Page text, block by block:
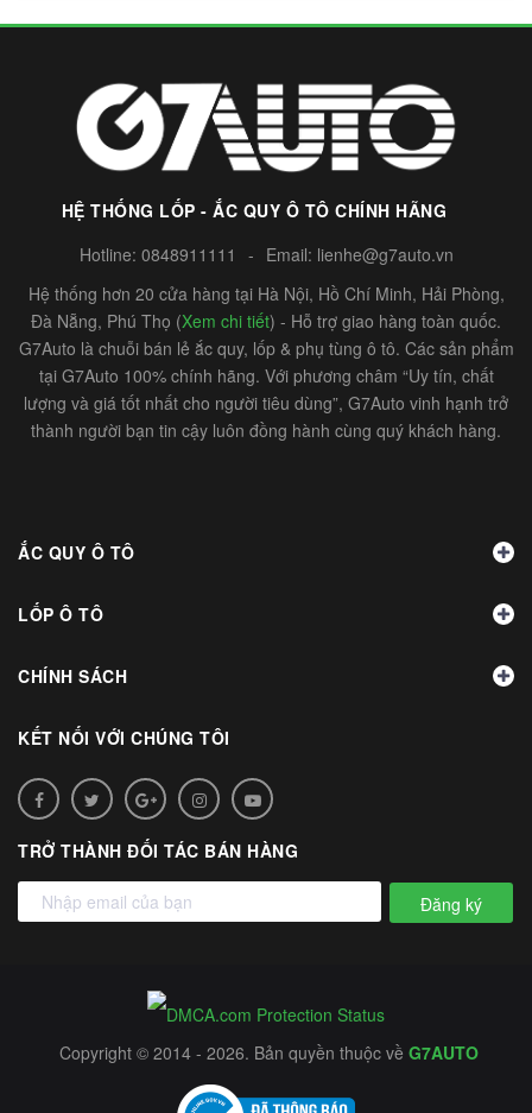
HỆ THỐNG LỐP - ẮC QUY Ô TÔ CHÍNH HÃNG
Hotline: 0848911111 - Email: lienhe@g7auto.vn
Hệ thống hơn 20 cửa hàng tại Hà Nội, Hồ Chí Minh, Hải Phòng,
Đà Nẵng, Phú Thọ (Xem chi tiết) - Hỗ trợ giao hàng toàn quốc.
G7Auto là chuỗi bán lẻ ắc quy, lốp & phụ tùng ô tô. Các sản phẩm
tại G7Auto 100% chính hãng. Với phương châm “Uy tín, chất
lượng và giá tốt nhất cho người tiêu dùng”, G7Auto vinh hạnh trở
thành người bạn tin cậy luôn đồng hành cùng quý khách hàng.
ẮC QUY Ô TÔ
LỐP Ô TÔ
CHÍNH SÁCH
KẾT NỐI VỚI CHÚNG TÔI
TRỞ THÀNH ĐỐI TÁC BÁN HÀNG
Đăng ký
Copyright © 2014 - 2026. Bản quyền thuộc về G7AUTO